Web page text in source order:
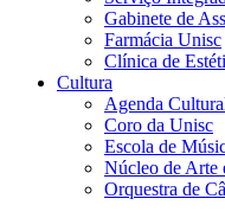
Gabinete de
Farmácia Unisc
Clínica de
Cultura
Agenda
Coro da Unisc
Escola de
Núcleo de Arte
Orquestra de